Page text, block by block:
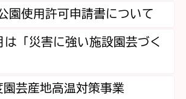
園使用許可申請書について
は「災害に強い施設園芸づく
園芸産地高温対策事業